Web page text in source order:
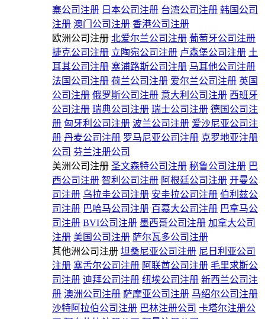
寨公司注册 日本公司注册 台湾公司注册 韩国公司
注册 澳门公司注册 香港公司注册
欧洲公司注册 北爱尔兰公司注册 葡萄牙公司注册
捷克公司注册 立陶宛公司注册 卢森堡公司注册 土
耳其公司注册 塞浦路斯公司注册 马耳他公司注册
法国公司注册 荷兰公司注册 爱尔兰公司注册 英国
公司注册 俄罗斯公司注册 意大利公司注册 西班牙
公司注册 瑞典公司注册 瑞士公司注册 德国公司注
册 匈牙利公司注册 波兰公司注册 爱沙尼亚公司注
册 丹麦公司注册 罗马尼亚公司注册 克罗地亚注册
公司 芬兰注册公司
美洲公司注册 圣文森特公司注册 秘鲁公司注册 巴
西公司注册 智利公司注册 阿根廷公司注册 开曼公
司注册 乌拉圭公司注册 安圭拉公司注册 伯利兹公
司注册 巴哈马公司注册 百慕大公司注册 巴拿马公
司注册 BVI公司注册 墨西哥公司注册 加拿大公司
注册 美国公司注册 萨尔瓦多公司注册
其他洲公司注册 坦桑尼亚公司注册 尼日利亚公司
注册 塞舌尔公司注册 阿联酋公司注册 毛里求斯公
司注册 迪拜公司注册 纽埃公司注册 新西兰公司注
册 澳洲公司注册 萨摩亚公司注册 马绍尔公司注册
沙特阿拉伯公司注册 巴林注册公司 卡塔尔注册公